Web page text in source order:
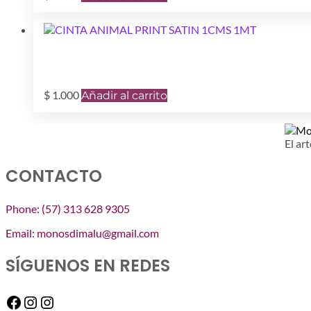
$ 1.000Añadir al carrito
El
CONTACTO
Phone: (57) 313 628 9305
Email: monosdimalu@gmail.com
SÍGUENOS EN REDES
Facebook
Instagram
Instagram